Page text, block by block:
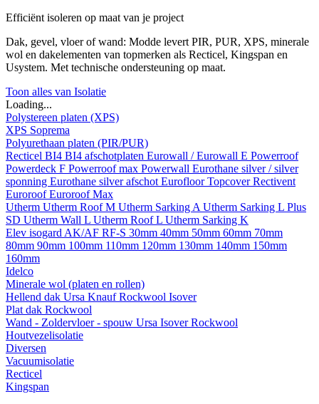
Efficiënt isoleren op maat van je project
Dak, gevel, vloer of wand: Modde levert PIR, PUR, XPS, minerale
wol en dakelementen van topmerken als Recticel, Kingspan en
Usystem. Met technische ondersteuning op maat.
Toon alles van Isolatie
Loading...
Polystereen platen (XPS)
XPS Soprema
Polyurethaan platen (PIR/PUR)
Recticel BI4 BI4 afschotplaten Eurowall / Eurowall E Powerroof
Powerdeck F Powerroof max Powerwall Eurothane silver / silver
sponning Eurothane silver afschot EurofloorTopcoverRectivent
EuroroofEuroroof Max
Utherm Utherm Roof M Utherm Sarking A Utherm Sarking L Plus
SD Utherm Wall L Utherm Roof L Utherm Sarking K
Elev isogard AK/AF RF-S 30mm 40mm 50mm 60mm 70mm
80mm 90mm 100mm 110mm 120mm 130mm 140mm 150mm
160mm
Idelco
Minerale wol (platen en rollen)
Hellend dak Ursa KnaufRockwool Isover
Plat dak Rockwool
Wand - Zoldervloer - spouw Ursa IsoverRockwool
Houtvezelisolatie
Diversen
Vacuumisolatie
Recticel
Kingspan